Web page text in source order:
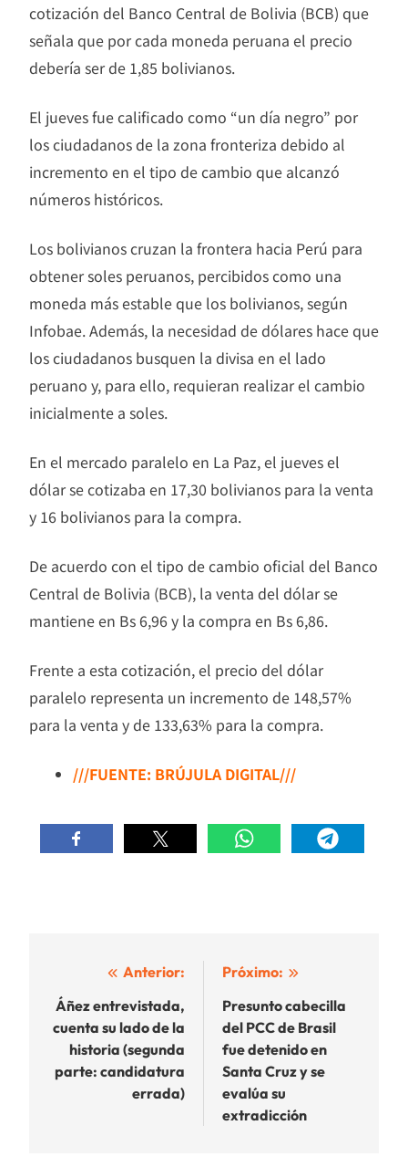
cotización del Banco Central de Bolivia (BCB) que
señala que por cada moneda peruana el precio
debería ser de 1,85 bolivianos.
El jueves fue calificado como “un día negro” por
los ciudadanos de la zona fronteriza debido al
incremento en el tipo de cambio que alcanzó
números históricos.
Los bolivianos cruzan la frontera hacia Perú para
obtener soles peruanos, percibidos como una
moneda más estable que los bolivianos, según
Infobae. Además, la necesidad de dólares hace que
los ciudadanos busquen la divisa en el lado
peruano y, para ello, requieran realizar el cambio
inicialmente a soles.
En el mercado paralelo en La Paz, el jueves el
dólar se cotizaba en 17,30 bolivianos para la venta
y 16 bolivianos para la compra.
De acuerdo con el tipo de cambio oficial del Banco
Central de Bolivia (BCB), la venta del dólar se
mantiene en Bs 6,96 y la compra en Bs 6,86.
Frente a esta cotización, el precio del dólar
paralelo representa un incremento de 148,57%
para la venta y de 133,63% para la compra.
///FUENTE: BRÚJULA DIGITAL///
Navegación
de
entradas
Anterior:
Áñez entrevistada,
cuenta su lado de la
historia (segunda
parte: candidatura
errada)
Próximo:
Presunto cabecilla
del PCC de Brasil
fue detenido en
Santa Cruz y se
evalúa su
extradicción